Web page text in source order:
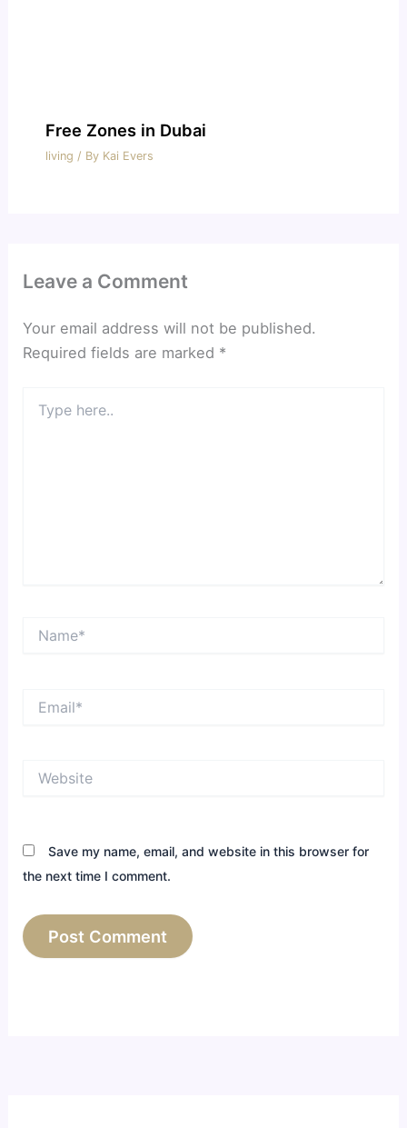
Free Zones in Dubai
living / By Kai Evers
Leave a Comment
Your email address will not be published.
Required fields are marked *
here..
Save my name, email, and website in this browser for
the next time I comment.